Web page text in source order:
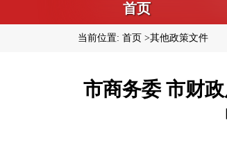
首页
当前位置: 首页 其他政策文件
市商务委 市财